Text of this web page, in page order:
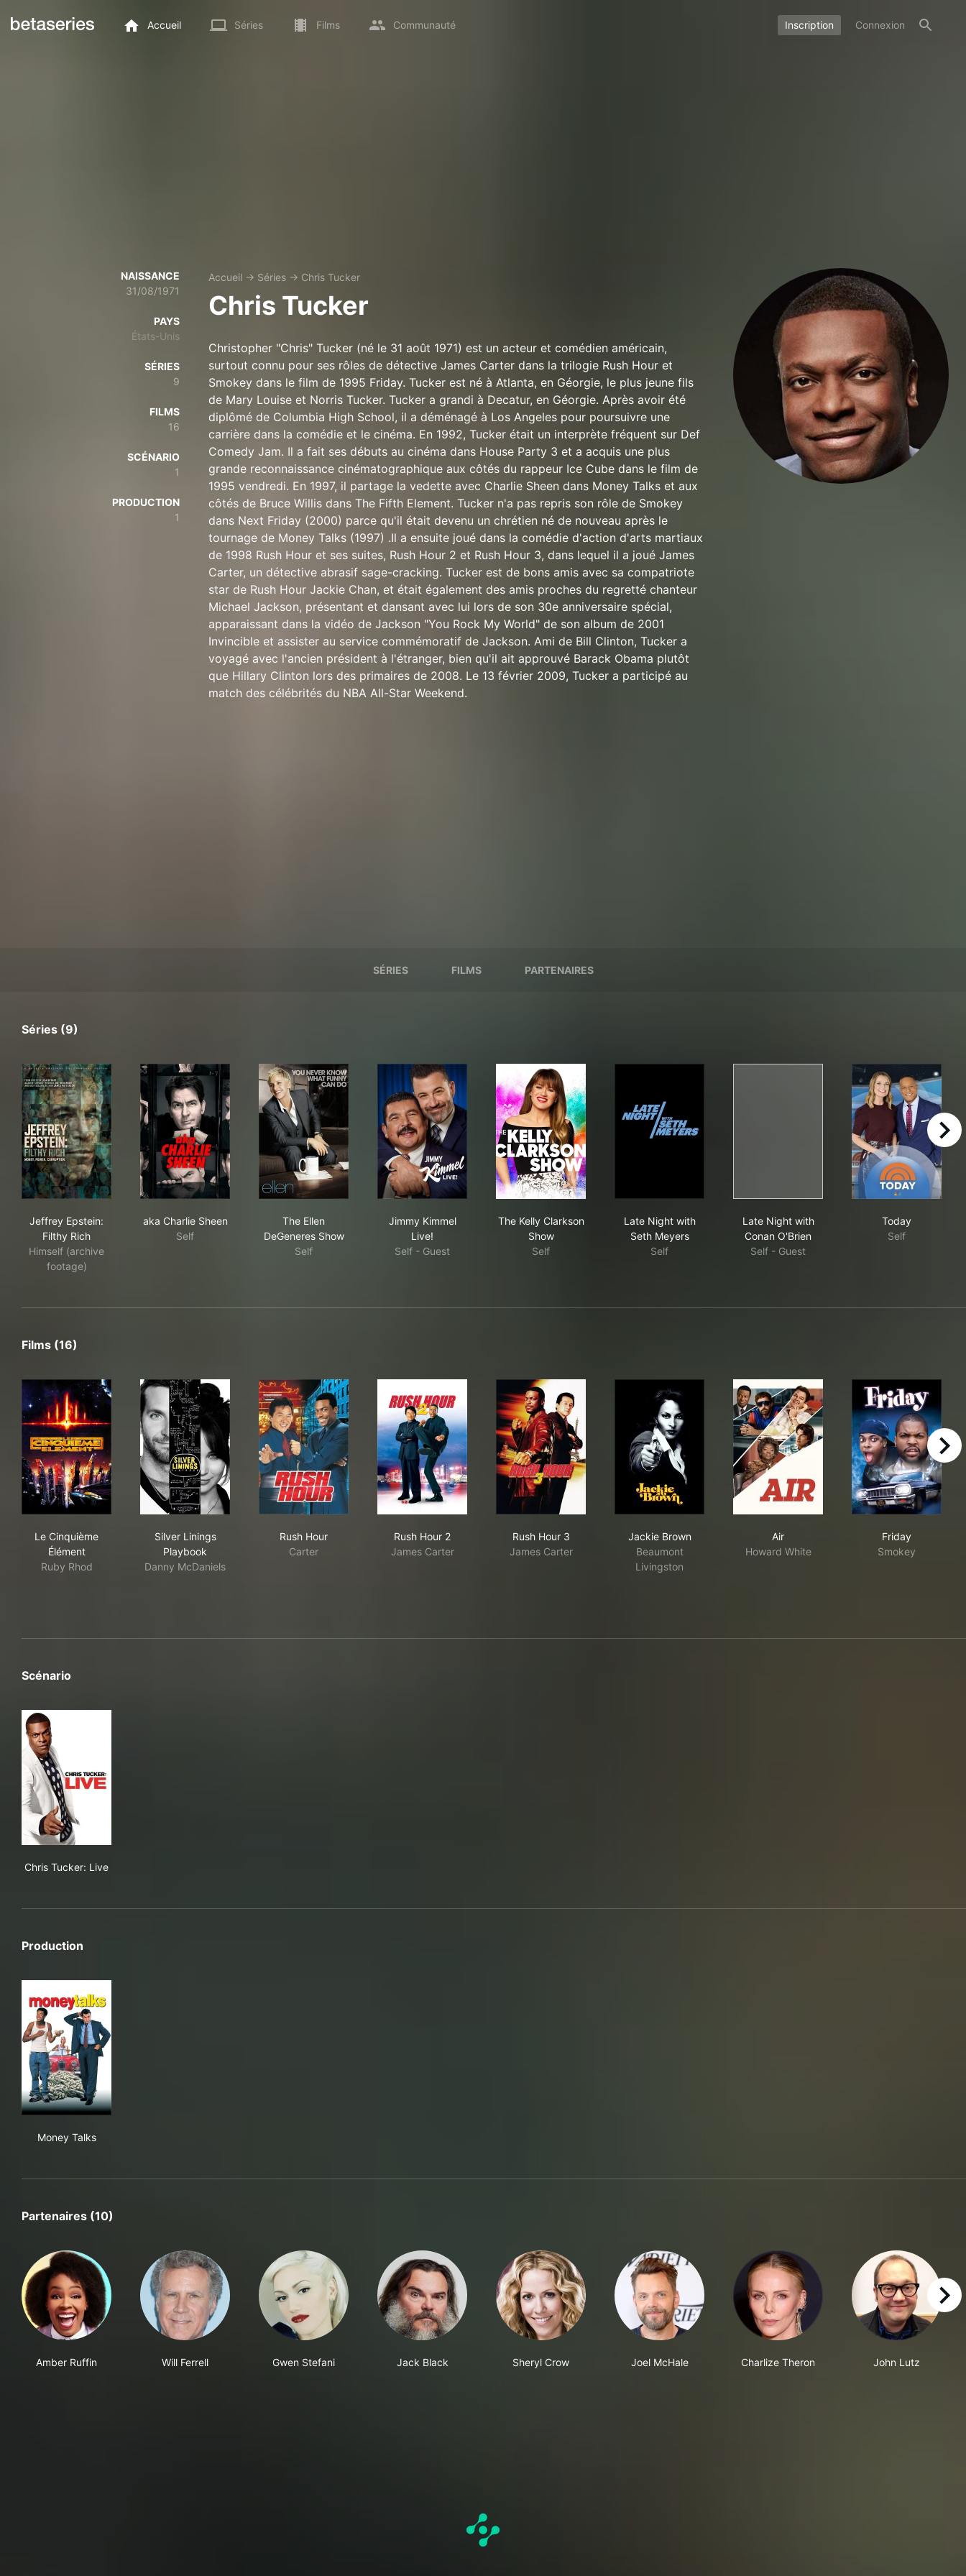
Accueil Séries Films Communauté Inscription Connexion
NAISSANCE
31/08/1971
PAYS
États-Unis
SÉRIES
9
FILMS
16
SCÉNARIO
1
PRODUCTION
1
Accueil → Séries → Chris Tucker
Chris Tucker
Christopher "Chris" Tucker (né le 31 août 1971) est un acteur et comédien américain,
surtout connu pour ses rôles de détective James Carter dans la trilogie Rush Hour et
Smokey dans le film de 1995 Friday. Tucker est né à Atlanta, en Géorgie, le plus jeune fils
de Mary Louise et Norris Tucker. Tucker a grandi à Decatur, en Géorgie. Après avoir été
diplômé de Columbia High School, il a déménagé à Los Angeles pour poursuivre une
carrière dans la comédie et le cinéma. En 1992, Tucker était un interprète fréquent sur Def
Comedy Jam. Il a fait ses débuts au cinéma dans House Party 3 et a acquis une plus
grande reconnaissance cinématographique aux côtés du rappeur Ice Cube dans le film de
1995 vendredi. En 1997, il partage la vedette avec Charlie Sheen dans Money Talks et aux
côtés de Bruce Willis dans The Fifth Element. Tucker n'a pas repris son rôle de Smokey
dans Next Friday (2000) parce qu'il était devenu un chrétien né de nouveau après le
tournage de Money Talks (1997) .Il a ensuite joué dans la comédie d'action d'arts martiaux
de 1998 Rush Hour et ses suites, Rush Hour 2 et Rush Hour 3, dans lequel il a joué James
Carter, un détective abrasif sage-cracking. Tucker est de bons amis avec sa compatriote
star de Rush Hour Jackie Chan, et était également des amis proches du regretté chanteur
Michael Jackson, présentant et dansant avec lui lors de son 30e anniversaire spécial,
apparaissant dans la vidéo de Jackson "You Rock My World" de son album de 2001
Invincible et assister au service commémoratif de Jackson. Ami de Bill Clinton, Tucker a
voyagé avec l'ancien président à l'étranger, bien qu'il ait approuvé Barack Obama plutôt
que Hillary Clinton lors des primaires de 2008. Le 13 février 2009, Tucker a participé au
match des célébrités du NBA All-Star Weekend.
SÉRIES FILMS PARTENAIRES
Séries (9)
Jeffrey Epstein:
Filthy Rich
Himself (archive
footage)
aka Charlie Sheen
Self
The Ellen
DeGeneres Show
Self
Jimmy Kimmel
Live!
Self - Guest
The Kelly Clarkson
Show
Self
Late Night with
Seth Meyers
Self
Late Night with
Conan O'Brien
Self - Guest
Today
Self
right
Films (16)
Le Cinquième
Élément
Ruby Rhod
Silver Linings
Playbook
Danny McDaniels
Rush Hour
Carter
Rush Hour 2
James Carter
Rush Hour 3
James Carter
Jackie Brown
Beaumont
Livingston
Air
Howard White
Friday
Smokey
right
Scénario
Chris Tucker: Live
Production
Money Talks
Partenaires (10)
Amber Ruffin Will Ferrell Gwen Stefani Jack Black Sheryl Crow Joel McHale Charlize Theron John Lutz
right